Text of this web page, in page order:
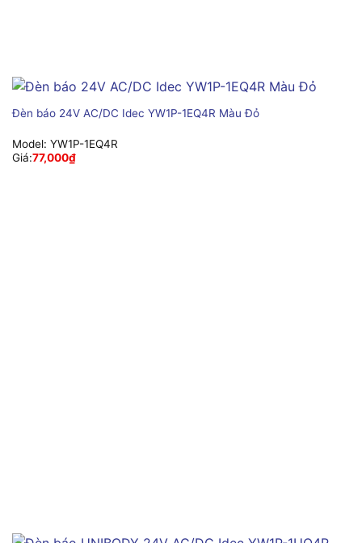
Đèn báo 24V AC/DC Idec YW1P-1EQ4R Màu Đỏ
Model: YW1P-1EQ4R
Giá:77,000₫